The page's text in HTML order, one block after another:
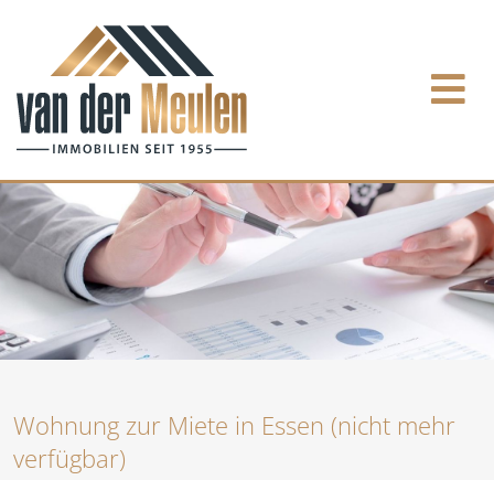
Wohnung zur Miete in Essen (nicht mehr
verfügbar)